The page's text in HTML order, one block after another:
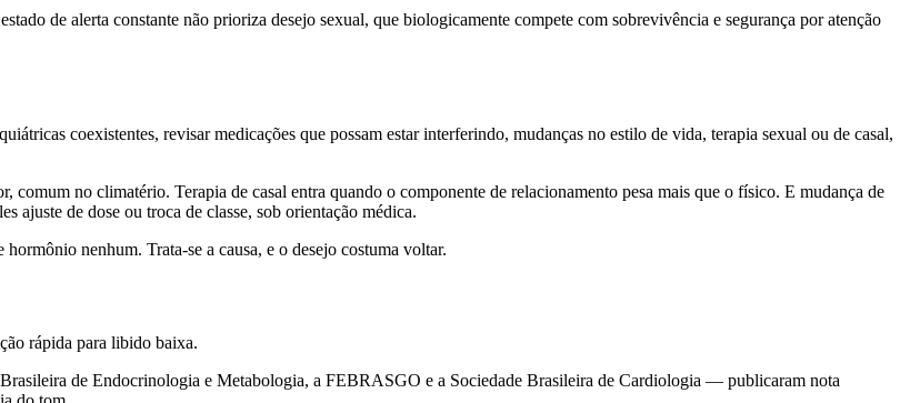
de alerta constante não prioriza desejo sexual, que biologicamente compete com sobrevivência e segurança por atenção
coexistentes, revisar medicações que possam estar interferindo, mudanças no estilo de vida, terapia sexual ou de casal,
comum no climatério. Terapia de casal entra quando o componente de relacionamento pesa mais que o físico. E mudança de
ajuste de dose ou troca de classe, sob orientação médica.
nenhum. Trata-se a causa, e o desejo costuma voltar.
rápida para libido baixa.
de Endocrinologia e Metabologia, a FEBRASGO e a Sociedade Brasileira de Cardiologia — publicaram nota